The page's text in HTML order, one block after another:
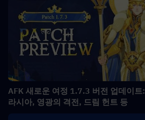
AFK 새로운 여정 1.7.3 버전 업데이
라시아, 영광의 격전, 드림 헌트 등